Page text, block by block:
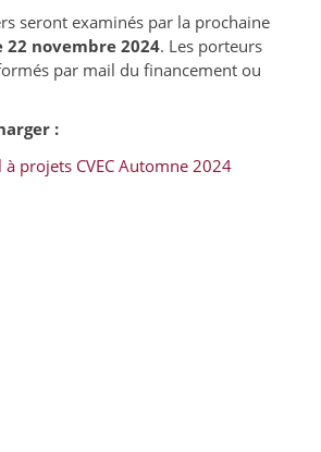
seront examinés par la prochaine
22 novembre 2024. Les porteurs
par mail du financement ou
:
à projets CVEC Automne 2024